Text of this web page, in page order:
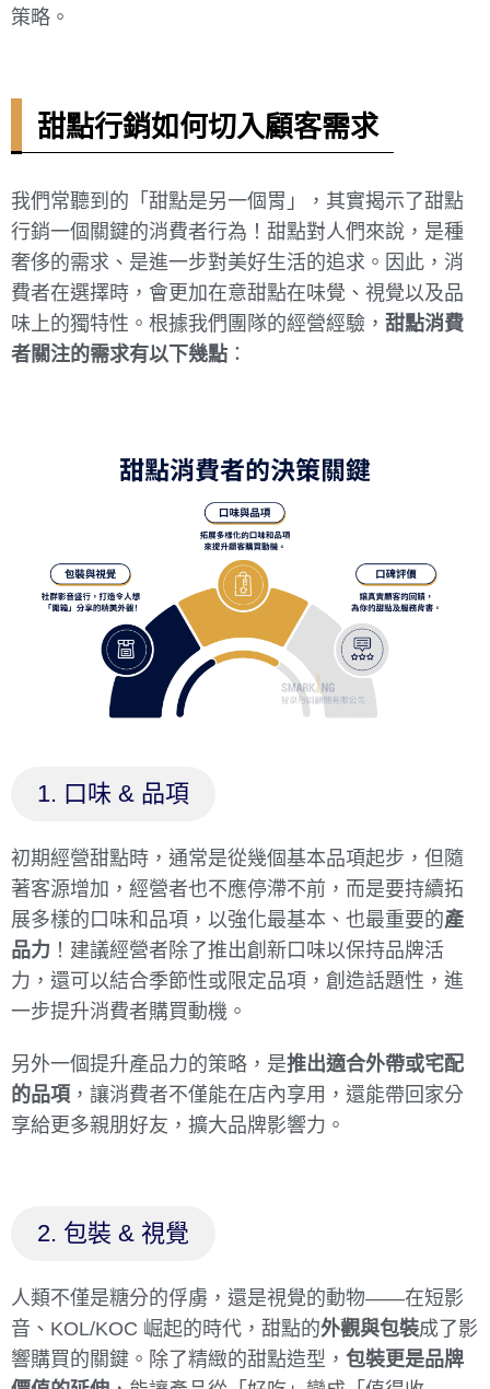
策略。
甜點行銷如何切入顧客需求
我們常聽到的「甜點是另一個胃」，其實揭示了甜點
行銷一個關鍵的消費者行為！甜點對人們來說，是種
奢侈的需求、是進一步對美好生活的追求。因此，消
費者在選擇時，會更加在意甜點在味覺、視覺以及品
味上的獨特性。根據我們團隊的經營經驗， 甜點消費
者關注的需求有以下幾點 ：
1. 口味 & 品項
初期經營甜點時，通常是從幾個基本品項起步，但隨
著客源增加，經營者也不應停滯不前，而是要持續拓
展多樣的口味和品項，以強化最基本、也最重要的產
品力 ！建議經營者除了推出創新口味以保持品牌活
力，還可以結合季節性或限定品項，創造話題性，進
一步提升消費者購買動機。
另外一個提升產品力的策略，是推出適合外帶或宅配
的品項 ，讓消費者不僅能在店內享用，還能帶回家分
享給更多親朋好友，擴大品牌影響力。
2. 包裝 & 視覺
人類不僅是糖分的俘虜，還是視覺的動物——在短影
音、KOL/KOC 崛起的時代，甜點的外觀與包裝成了影
響購買的關鍵。除了精緻的甜點造型， 包裝更是品牌